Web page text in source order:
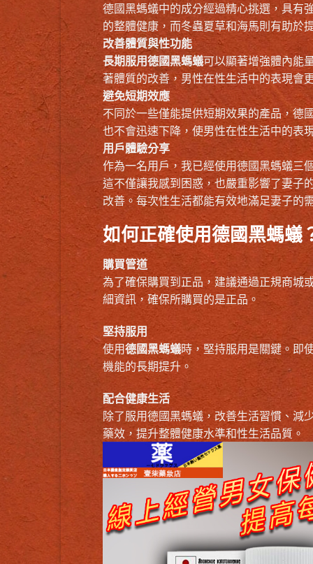
德國黑螞蟻中的成分經過精心挑選，具有
的整體健康，而冬蟲夏草和海馬則有助於
改善體質與性功能
長期服用德國黑螞蟻可以顯著增強體內能
著體質的改善，男性在性生活中的表現會
避免短期效應
不同於一些僅能提供短期效果的產品，德
也不會迅速下降，使男性在性生活中的表
用戶體驗分享
作為一名用戶，我已經使用德國黑螞蟻三
這不僅讓我感到困惑，也嚴重影響了妻子
改善。每次性生活都能有效地滿足妻子的
如何正確使用德國黑螞蟻
購買管道
為了確保購買到正品，建議通過正規商城
細資訊，確保所購買的是正品。
堅持服用
使用德國黑螞蟻時，堅持服用是關鍵。即
機能的長期提升。
配合健康生活
除了服用德國黑螞蟻，改善生活習慣、減
藥效，提升整體健康水準和性生活品質。